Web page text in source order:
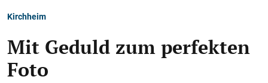
Kirchheim
Mit Geduld zum perfekten
Foto